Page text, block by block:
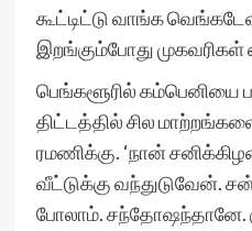
கூட்டிட்டு வாங்க
இறங்கும்போது முகவரிகள்
பெங்களூரில் கம்பெனியை
திட்டத்தில் சில
ரமணிக்கு. ‘நான்
வீட்டுக்கு வந்துடுவேன்.
போலாம். சந்தோஷந்தானே.